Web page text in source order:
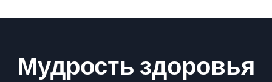
Мудрость здоровья